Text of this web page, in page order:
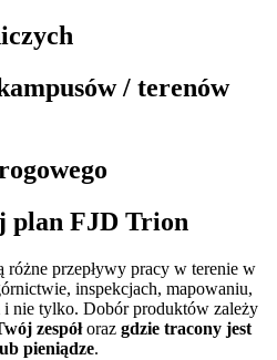
/ terenów
plan FJD Trion
różne przepływy pracy w terenie w
inspekcjach, mapowaniu,
i nie tylko. Dobór produktów zależy
zespółoraz gdzie tracony jest
pieniądze.